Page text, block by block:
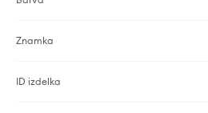
Znamka
ID izdelka